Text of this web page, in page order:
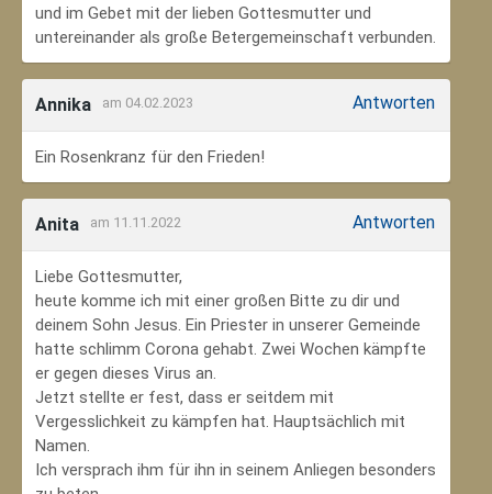
und im Gebet mit der lieben Gottesmutter und
untereinander als große Betergemeinschaft verbunden.
Annika am 04.02.2023 Antworten
Ein Rosenkranz für den Frieden!
Anita am 11.11.2022 Antworten
Liebe Gottesmutter,
heute komme ich mit einer großen Bitte zu dir und
deinem Sohn Jesus. Ein Priester in unserer Gemeinde
hatte schlimm Corona gehabt. Zwei Wochen kämpfte
er gegen dieses Virus an.
Jetzt stellte er fest, dass er seitdem mit
Vergesslichkeit zu kämpfen hat. Hauptsächlich mit
Namen.
Ich versprach ihm für ihn in seinem Anliegen besonders